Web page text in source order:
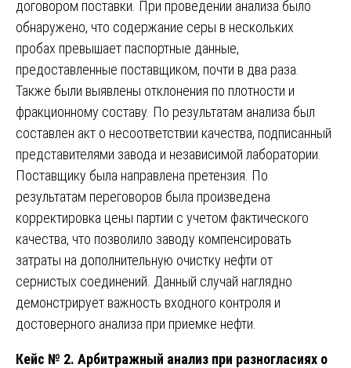
договором поставки. При проведении анализа было
обнаружено, что содержание серы в нескольких
пробах превышает паспортные данные,
предоставленные поставщиком, почти в два раза.
Также были выявлены отклонения по плотности и
фракционному составу. По результатам анализа был
составлен акт о несоответствии качества, подписанный
представителями завода и независимой лаборатории.
Поставщику была направлена претензия. По
результатам переговоров была произведена
корректировка цены партии с учетом фактического
качества, что позволило заводу компенсировать
затраты на дополнительную очистку нефти от
сернистых соединений. Данный случай наглядно
демонстрирует важность входного контроля и
достоверного анализа при приемке нефти.
Кейс № 2. Арбитражный анализ при разногласиях о